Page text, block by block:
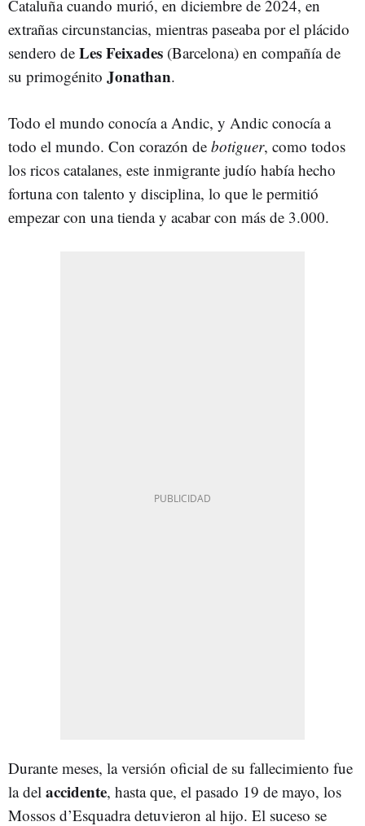
Cataluña cuando murió, en diciembre de 2024, en
extrañas circunstancias, mientras paseaba por el plácido
sendero de Les Feixades (Barcelona) en compañía de
su primogénito Jonathan.
Todo el mundo conocía a Andic, y Andic conocía a
todo el mundo. Con corazón de botiguer, como todos
los ricos catalanes, este inmigrante judío había hecho
fortuna con talento y disciplina, lo que le permitió
empezar con una tienda y acabar con más de 3.000.
Durante meses, la versión oficial de su fallecimiento fue
la del accidente, hasta que, el pasado 19 de mayo, los
Mossos d’Esquadra detuvieron al hijo. El suceso se